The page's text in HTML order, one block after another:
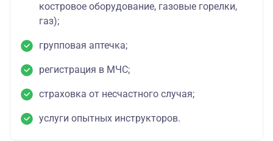
костровое оборудование, газовые горелки,
газ);
групповая аптечка;
регистрация в МЧС;
страховка от несчастного случая;
услуги опытных инструкторов.